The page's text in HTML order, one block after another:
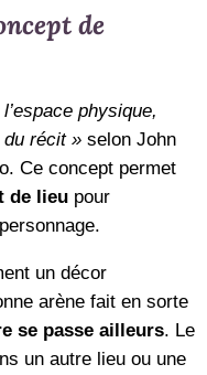
de
l’espace physique,
du récit » selon John
Ce concept permet
de lieu pour
un décor
arène fait en sorte
se passe ailleurs. Le
un autre lieu ou une